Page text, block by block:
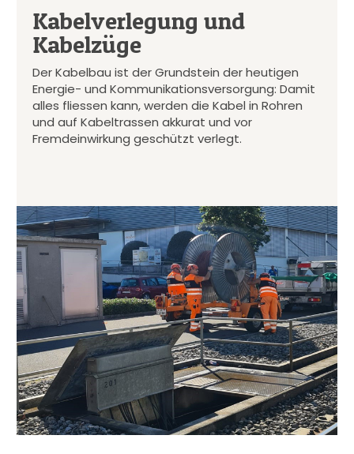
Kabelverlegung und
Kabelzüge
Der Kabelbau ist der Grundstein der heutigen
Energie- und Kommunikationsversorgung: Damit
alles fliessen kann, werden die Kabel in Rohren
und auf Kabeltrassen akkurat und vor
Fremdeinwirkung geschützt verlegt.